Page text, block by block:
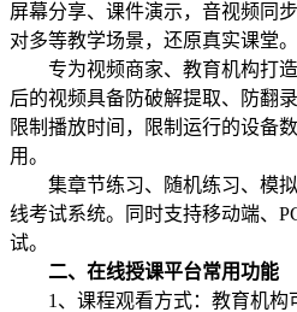
屏幕分享、课件演示，音视频同
对多等教学场景，还原真实课堂。
专为视频商家、教育机构打造
后的视频具备防破解提取、防翻
限制播放时间，限制运行的设备
用。
集章节练习、随机练习、模拟
线考试系统。同时支持移动端、
试。
二、在线授课平台常用功能
1、课程观看方式：教育机构